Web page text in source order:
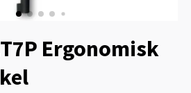
Ergonomisk